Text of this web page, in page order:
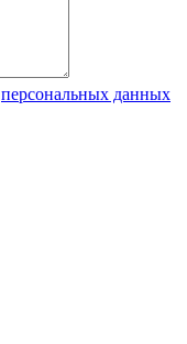
персональных данных